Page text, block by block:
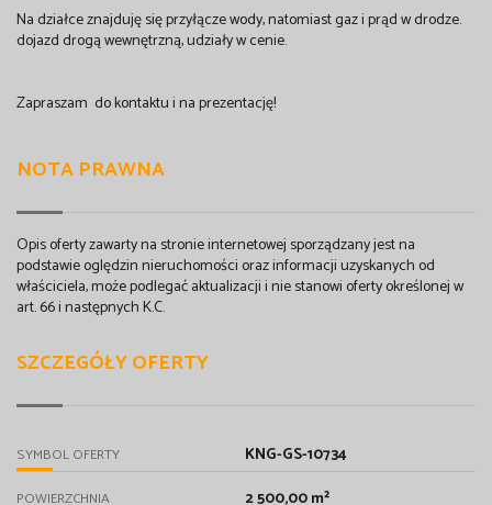
Na działce znajduję się przyłącze wody, natomiast gaz i prąd w drodze.
dojazd drogą wewnętrzną, udziały w cenie.
Zapraszam do kontaktu i na prezentację!
NOTA PRAWNA
Opis oferty zawarty na stronie internetowej sporządzany jest na
podstawie oględzin nieruchomości oraz informacji uzyskanych od
właściciela, może podlegać aktualizacji i nie stanowi oferty określonej w
art. 66 i następnych K.C.
SZCZEGÓŁY OFERTY
SYMBOL OFERTY KNG-GS-10734
POWIERZCHNIA 2 500,00 m²